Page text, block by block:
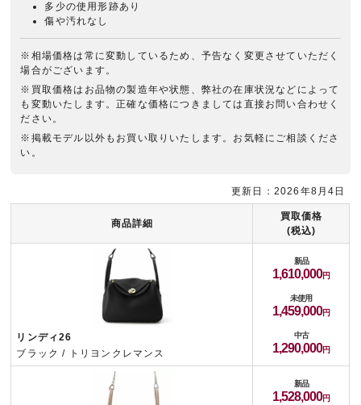
多少の使用形跡あり
傷や汚れなし
※相場価格は常に変動しているため、予告なく変更させていただく
場合がございます。
※買取価格はお品物の製造年や状態、弊社の在庫状況などによって
も変動いたします。正確な価格につきましては直接お問い合わせく
ださい。
※掲載モデル以外もお買い取りいたします。お気軽にご相談くださ
い。
商品詳細
買取価格
(税込)
リンディ26
ブラック / トリヨンクレマンス
新品
1,610,000
未使用
1,459,000
中古
1,290,000
新品
1,528,000
更新日：2026年8月4日